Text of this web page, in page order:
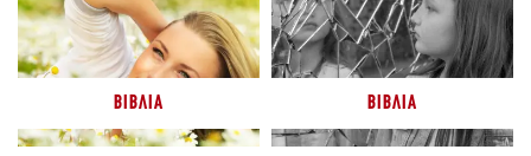
ΒΙΒΛΊΑ ΒΙΒΛΊΑ